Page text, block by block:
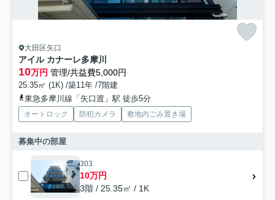
大田区矢口
アイル カナーレ多摩川
10万円 管理/共益費5,000円
25.35㎡ (1K) /築11年 /7階建
東急多摩川線「矢口渡」駅 徒歩5分
オートロック 防犯カメラ 敷地内ごみ置き場
募集中の部屋
303
10万円
3階 / 25.35㎡ / 1K